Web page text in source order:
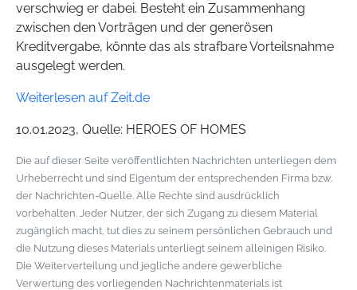
verschwieg er dabei. Besteht ein Zusammenhang
zwischen den Vorträgen und der generösen
Kreditvergabe, könnte das als strafbare Vorteilsnahme
ausgelegt werden.
Weiterlesen auf Zeit.de
10.01.2023, Quelle: HEROES OF HOMES
Die auf dieser Seite veröffentlichten Nachrichten unterliegen dem
Urheberrecht und sind Eigentum der entsprechenden Firma bzw.
der Nachrichten-Quelle. Alle Rechte sind ausdrücklich
vorbehalten. Jeder Nutzer, der sich Zugang zu diesem Material
zugänglich macht, tut dies zu seinem persönlichen Gebrauch und
die Nutzung dieses Materials unterliegt seinem alleinigen Risiko.
Die Weiterverteilung und jegliche andere gewerbliche
Verwertung des vorliegenden Nachrichtenmaterials ist